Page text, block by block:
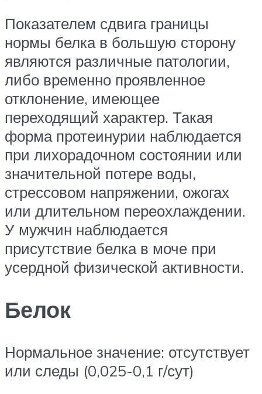
Показателем сдвига границы
нормы белка в большую сторону
являются различные патологии,
либо временно проявленное
отклонение, имеющее
переходящий характер. Такая
форма протеинурии наблюдается
при лихорадочном состоянии или
значительной потере воды,
стрессовом напряжении, ожогах
или длительном переохлаждении.
У мужчин наблюдается
присутствие белка в моче при
усердной физической активности.
Белок
Нормальное значение: отсутствует
или следы (0,025-0,1 г/сут)